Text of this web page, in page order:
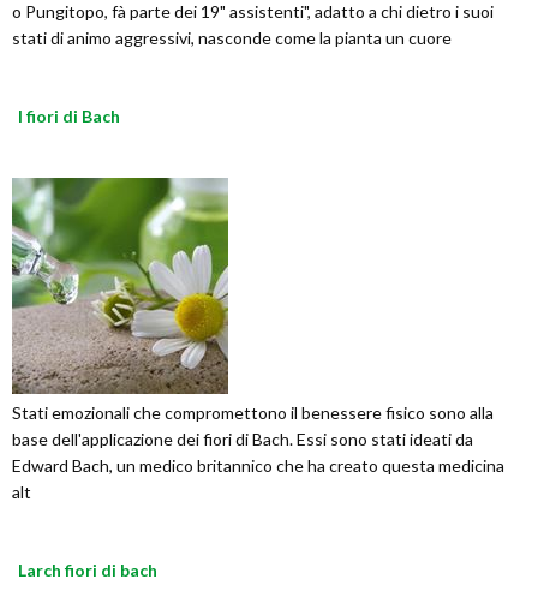
o Pungitopo, fà parte dei 19" assistenti", adatto a chi dietro i suoi
stati di animo aggressivi, nasconde come la pianta un cuore
I fiori di Bach
Stati emozionali che compromettono il benessere fisico sono alla
base dell'applicazione dei fiori di Bach. Essi sono stati ideati da
Edward Bach, un medico britannico che ha creato questa medicina
alt
Larch fiori di bach